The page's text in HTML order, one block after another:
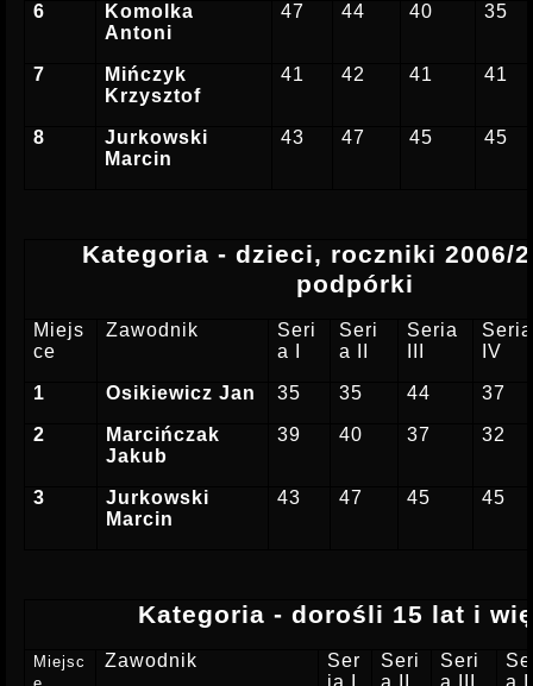
6
Komolka
Antoni
47 44 40 35
7
Mińczyk
Krzysztof
41 42 41 41
8
Jurkowski
Marcin
43 47 45 45
Kategoria - dzieci, roczniki 2006/
podpórki
Miejs
ce
Zawodnik
Seri
a I
Seri
a II
Seria
Seria
IV
1 Osikiewicz Jan 35 35 44 37
2
Marcińczak
Jakub
39 40 37 32
3
Jurkowski
Marcin
43 47 45 45
Kategoria - dorośli 15 lat i
Miejsc
Zawodnik
Ser
ia I
Seri
a II
Seri
a III
a